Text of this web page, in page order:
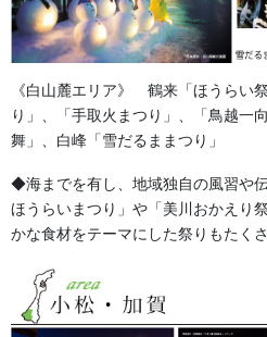
(FAX076-
人形の森佐は12月〜4月末
お問い合
カテゴリー 生地
獅子舞・衣裳・別仕立・小物
加賀
ズで
《白山麓エリア》 鶴来「ほうらい
り」、「手取火まつり」、「鳥越一
舞」、白峰「雪だるままつり」
◆海までを有し、地域独自の風習や
ほうらいまつり」や「美川おかえり
かな食材をテーマにした祭りもたくさ